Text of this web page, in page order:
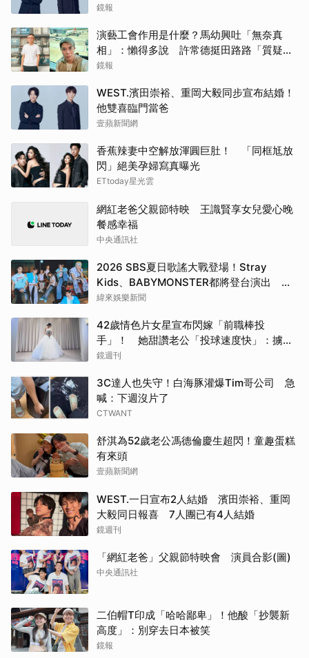
鏡報
演藝工會作用是什麼？馬幼興吐「無奈真
相」：懶得多說 許常德挺田路路「質疑曹
雨婷神隱」
鏡報
WEST.濱田崇裕、重岡大毅同步宣布結婚！
他雙喜臨門當爸
壹蘋新聞網
香蕉辣妻中空解放渾圓巨肚！ 「同框尪放
閃」絕美孕婦寫真曝光
ETtoday星光雲
網紅老爸父親節特映 王識賢享女兒愛心晚
餐感幸福
中央通訊社
2026 SBS夏日歌謠大戰登場！Stray
Kids、BABYMONSTER都將登台演出 陣
容直播時間一次看
緯來娛樂新聞
42歲情色片女星宣布閃嫁「前職棒投
手」！ 她甜讚老公「投球速度快」：擄獲
我的心
鏡週刊
3C達人也失守！白海豚灌爆Tim哥公司 急
喊：下週沒片了
CTWANT
舒淇為52歲老公馮德倫慶生超閃！童趣蛋糕
有來頭
壹蘋新聞網
WEST.一日宣布2人結婚 濱田崇裕、重岡
大毅同日報喜 7人團已有4人結婚
鏡週刊
「網紅老爸」父親節特映會 演員合影(圖)
中央通訊社
二伯帽T印成「哈哈鄙卑」！他酸「抄襲新
高度」：別穿去日本被笑
鏡報